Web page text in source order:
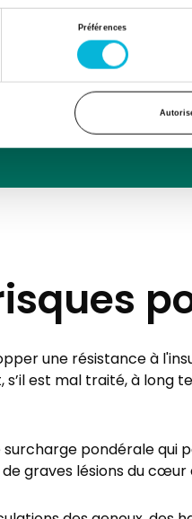
Préférences
va de pair avec le
sont pas traitées.
est de > 40 ; le
Ces comorbidités
une résistance à
est mal traité, à
pondérale
graves lésions du cœur